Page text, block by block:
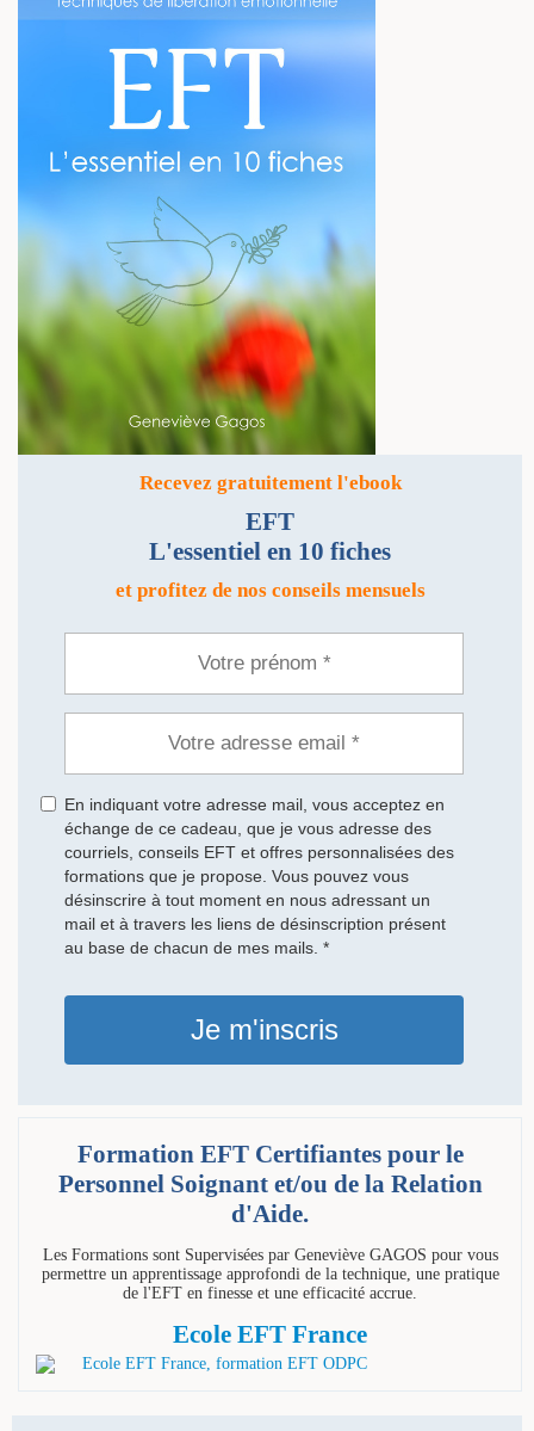
Recevez gratuitement l'ebook
EFT
L'essentiel en 10 fiches
et profitez de nos conseils mensuels
En indiquant votre adresse mail, vous acceptez en
échange de ce cadeau, que je vous adresse des
courriels, conseils EFT et offres personnalisées des
formations que je propose. Vous pouvez vous
désinscrire à tout moment en nous adressant un
mail et à travers les liens de désinscription présent
au base de chacun de mes mails. *
Je m'inscris
Formation EFT Certifiantes pour le
Personnel Soignant et/ou de la Relation
d'Aide.
Les Formations sont Supervisées par Geneviève GAGOS pour vous
permettre un apprentissage approfondi de la technique, une pratique
de l'EFT en finesse et une efficacité accrue.
Ecole EFT France